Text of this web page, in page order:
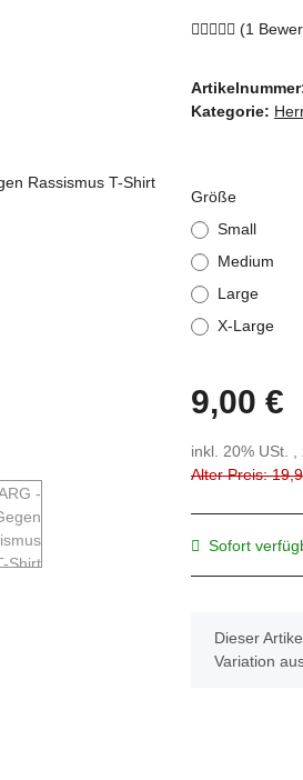
(1
Kategorie:
Größe
Small
Medium
Large
X-Large
9,00 €
inkl. 20% USt. ,
Alter Preis:
Sofort
x
Dieser
Variation